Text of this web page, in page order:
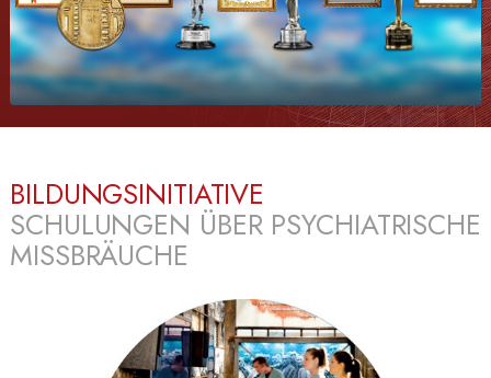
BILDUNGSINITIATIVE
SCHULUNGEN ÜBER PSYCHIATRISCHE
MISSBRÄUCHE